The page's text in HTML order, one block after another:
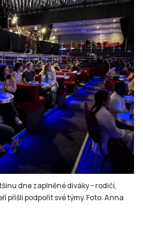
dne zaplněné diváky – rodiči,
přišli podpořit své týmy. Foto: Anna